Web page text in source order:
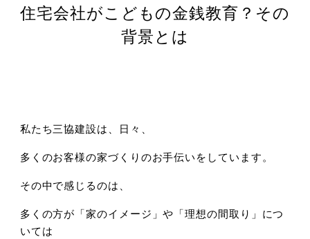
住宅会社がこどもの金銭教育？その
背景とは
私たち三協建設は、日々、
多くのお客様の家づくりのお手伝いをしています。
その中で感じるのは、
多くの方が「家のイメージ」や「理想の間取り」につ
いては